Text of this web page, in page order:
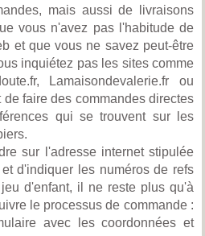
mais aussi de livraisons
vous n'avez pas l'habitude de
et que vous ne savez peut-être
inquiétez pas les sites comme
Lamaisondevalerie.fr ou
faire des commandes directes
qui se trouvent sur les
sur l'adresse internet stipulée
d'indiquer les numéros de refs
d'enfant, il ne reste plus qu'à
le processus de commande :
avec les coordonnées et